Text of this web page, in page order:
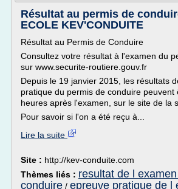
Résultat au permis de
ECOLE KEV'CONDUITE
Résultat au Permis de Conduire
Consultez votre résultat à l'examen du
sur www.securite-routiere.gouv.fr
Depuis le 19 janvier 2015, les résultats
pratique du permis de conduire peuvent
heures après l'examen, sur le site de la
Pour savoir si l'on a été reçu à...
Lire la suite
Site : http://kev-conduite.com
Thèmes liés : resultat de l
conduire / epreuve pratique de l